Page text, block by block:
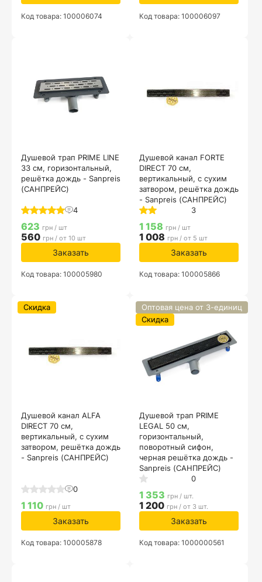
Код товара: 100006074 Код товара: 100006097
Душевой трап PRIME LINE
33 см, горизонтальный,
решётка дождь - Sanpreis
(САНПРЕЙС)
4
623 грн / шт
560 грн / от 10 шт
Заказать
Код товара: 100005980
Душевой канал FORTE
DIRECT 70 см,
вертикальный, с сухим
затвором, решётка дождь
- Sanpreis (САНПРЕЙС)
3
1 158 грн / шт
1 008 грн / от 5 шт
Заказать
Код товара: 100005866
Душевой канал ALFA
DIRECT 70 см,
вертикальный, с сухим
затвором, решётка дождь
- Sanpreis (САНПРЕЙС)
0
Скидка
1 110 грн / шт
Заказать
Код товара: 100005878
Душевой трап PRIME
LEGAL 50 см,
горизонтальный,
поворотный сифон,
черная решётка дождь -
Sanpreis (САНПРЕЙС)
0
Оптовая цена от 3-единиц
Скидка
1 353 грн / шт.
1 200 грн / от 3 шт.
Заказать
Код товара: 1000000561